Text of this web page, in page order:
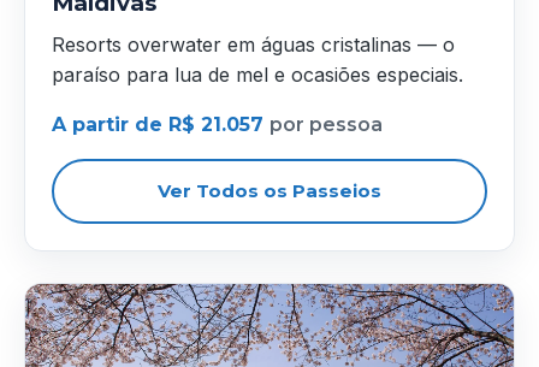
Resorts overwater em águas cristalinas — o
paraíso para lua de mel e ocasiões especiais.
A partir de R$ 21.057 por pessoa
Ver Todos os Passeios